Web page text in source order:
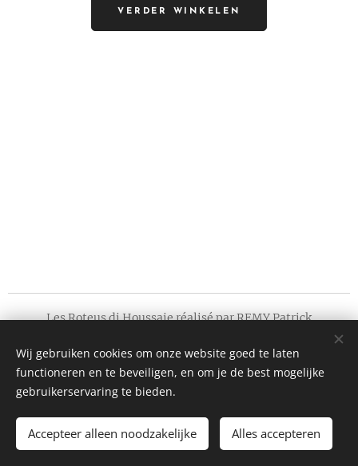
VERDER WINKELEN
Les Roteus di Houssaie réalisé par REMY Patrick
Laatste update op 22/04/2020
Cookies
Talen
Français
Nederlands English Deutsch
Wij gebruiken cookies om onze website goed te laten
functioneren en te beveiligen, en om je de best mogelijke
gebruikerservaring te bieden.
Accepteer alleen noodzakelijke Alles accepteren